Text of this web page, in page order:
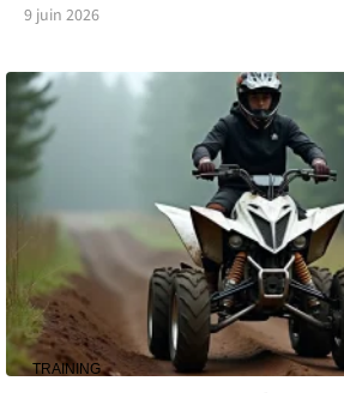
9 juin 2026
TRAINING